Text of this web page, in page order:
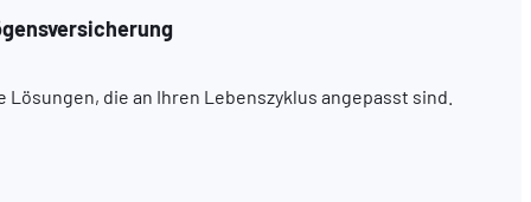
die an Ihren Lebenszyklus angepasst sind.